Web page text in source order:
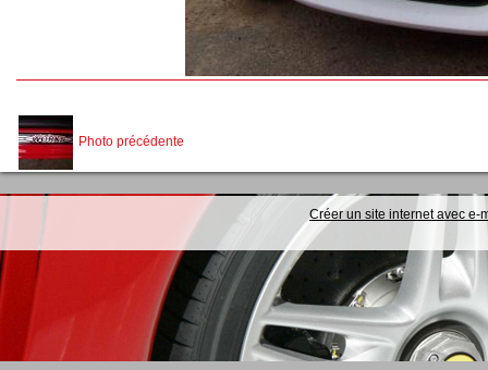
Photo précédente
Créer un site internet avec e-